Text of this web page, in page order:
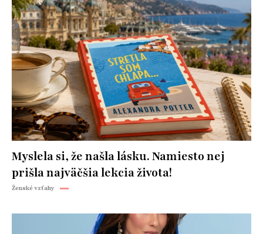
Myslela si, že našla lásku. Namiesto nej
prišla najväčšia lekcia života!
Ženské vzťahy